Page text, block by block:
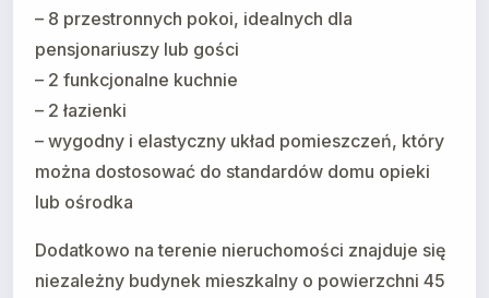
– 8 przestronnych pokoi, idealnych dla
pensjonariuszy lub gości
– 2 funkcjonalne kuchnie
– 2 łazienki
– wygodny i elastyczny układ pomieszczeń, który
można dostosować do standardów domu opieki
lub ośrodka
Dodatkowo na terenie nieruchomości znajduje się
niezależny budynek mieszkalny o powierzchni 45